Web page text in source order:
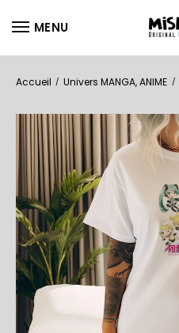
MENU
Accueil / Univers MANGA, ANIME /